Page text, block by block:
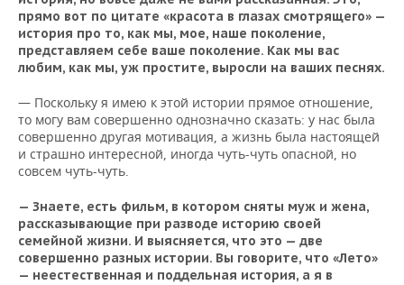
прямо вот по цитате «красота в глазах смотрящего» —
история про то, как мы, мое, наше поколение,
представляем себе ваше поколение. Как мы вас
любим, как мы, уж простите, выросли на ваших песнях.
— Поскольку я имею к этой истории прямое отношение,
то могу вам совершенно однозначно сказать: у нас была
совершенно другая мотивация, а жизнь была настоящей
и страшно интересной, иногда чуть-чуть опасной, но
совсем чуть-чуть.
— Знаете, есть фильм, в котором сняты муж и жена,
рассказывающие при разводе историю своей
семейной жизни. И выясняется, что это — две
совершенно разных истории. Вы говорите, что «Лето»
— неестественная и поддельная история, а я в